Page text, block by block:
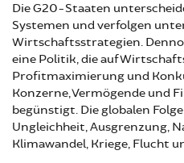
Die G20-Staaten
Systemen und verfolgen
Wirtschaftsstrategien.
eine Politik, die auf
Profitmaximierung und
Konzerne, Vermögende und
begünstigt. Die globalen
Ungleichheit, Ausgrenzung,
Klimawandel, Kriege, Flucht